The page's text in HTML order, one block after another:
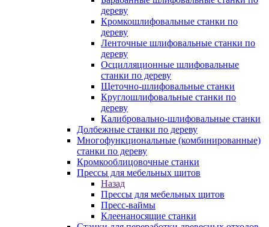
дереву
Кромкошлифовальные станки по
дереву
Ленточные шлифовальные станки по
дереву
Осцилляционные шлифовальные
станки по дереву
Щеточно-шлифовальные станки
Круглошлифовальные станки по
дереву
Калибровально-шлифовальные станки
Долбежные станки по дереву
Многофункциональные (комбинированные)
станки по дереву
Кромкооблицовочные станки
Прессы для мебельных щитов
Назад
Прессы для мебельных щитов
Пресс-ваймы
Клеенаносящие станки